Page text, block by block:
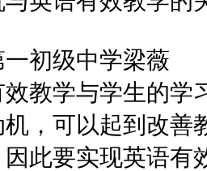
初级中学梁薇
教学与学生的学
机，可以起到改
此要实现英语有